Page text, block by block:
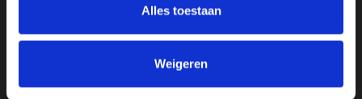
Alles toestaan
Weigeren